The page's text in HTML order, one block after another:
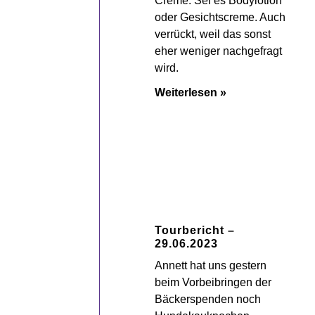
oder Gesichtscreme. Auch
verrückt, weil das sonst
eher weniger nachgefragt
wird.
Weiterlesen »
Tourbericht –
29.06.2023
Annett hat uns gestern
beim Vorbeibringen der
Bäckerspenden noch